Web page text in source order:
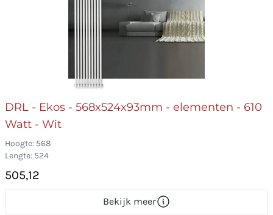
DRL - Ekos - 568x524x93mm - elementen - 610
Watt - Wit
Hoogte: 568
Lengte: 524
505,12
Bekijk meer